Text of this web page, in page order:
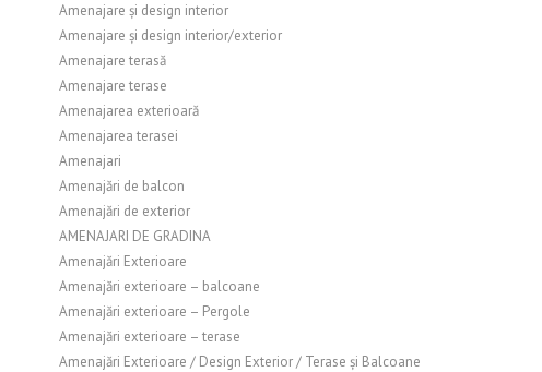
Amenajare și design interior
Amenajare și design interior/exterior
Amenajare terasă
Amenajare terase
Amenajarea exterioară
Amenajarea terasei
Amenajari
Amenajări de balcon
Amenajări de exterior
AMENAJARI DE GRADINA
Amenajări Exterioare
Amenajări exterioare – balcoane
Amenajări exterioare – Pergole
Amenajări exterioare – terase
Amenajări Exterioare / Design Exterior / Terase și Balcoane